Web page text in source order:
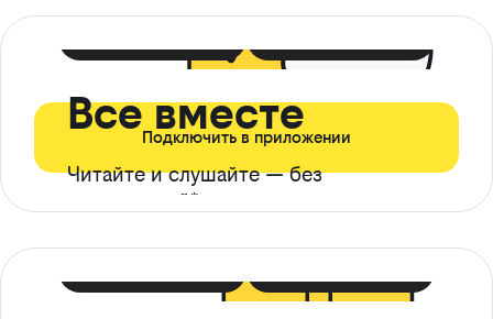
Все вместе
Читайте и слушайте — без
ограничений*
Подключить в приложении